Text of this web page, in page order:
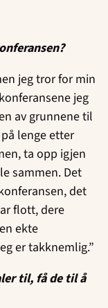
jeg tror for min
jeg
av grunnene til
lenge etter
ta opp igjen
sammen. Det
det
flott, dere
ekte
er takknemlig.”
til, få de til å